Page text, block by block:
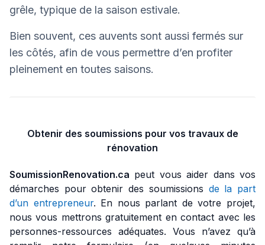
grêle, typique de la saison estivale.
Bien souvent, ces auvents sont aussi fermés sur
les côtés, afin de vous permettre d’en profiter
pleinement en toutes saisons.
Obtenir des soumissions pour vos travaux de
rénovation
SoumissionRenovation.ca peut vous aider dans vos
démarches pour obtenir des soumissions de la part
d’un entrepreneur. En nous parlant de votre projet,
nous vous mettrons gratuitement en contact avec les
personnes-ressources adéquates. Vous n’avez qu’à